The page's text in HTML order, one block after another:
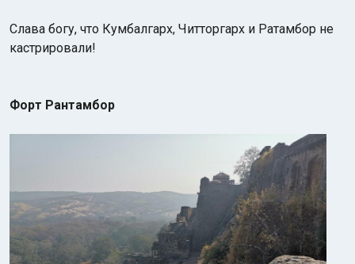
Слава богу, что Кумбалгарх, Читторгарх и Ратамбор не
кастрировали!
Форт Рантамбор